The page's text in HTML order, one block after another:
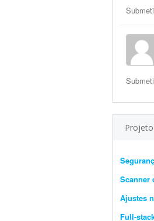
Scanner
Ajustes
Full-